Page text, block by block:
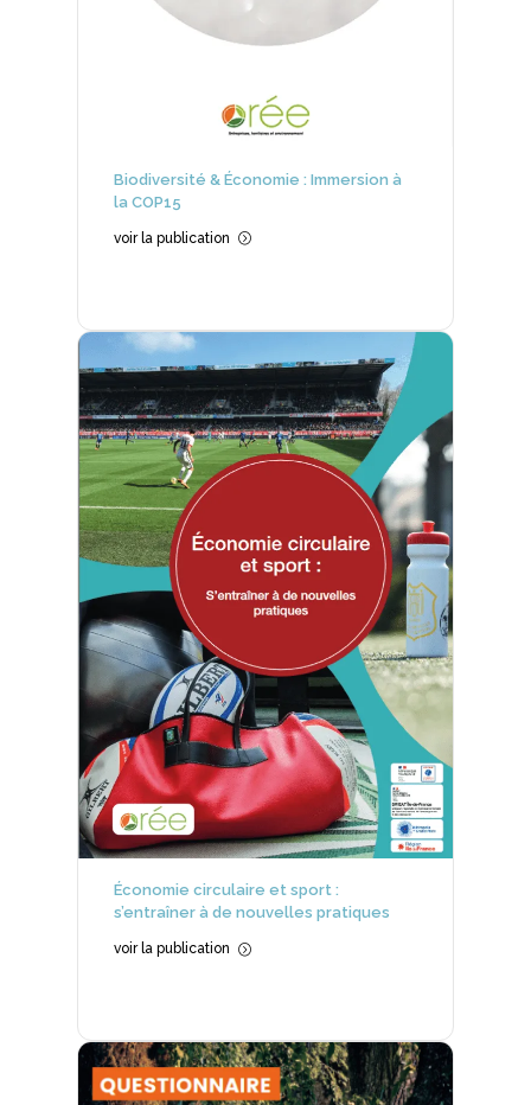
Biodiversité & Économie : Immersion à
la COP15
voir la publication =
Économie circulaire et sport :
s’entraîner à de nouvelles pratiques
voir la publication =